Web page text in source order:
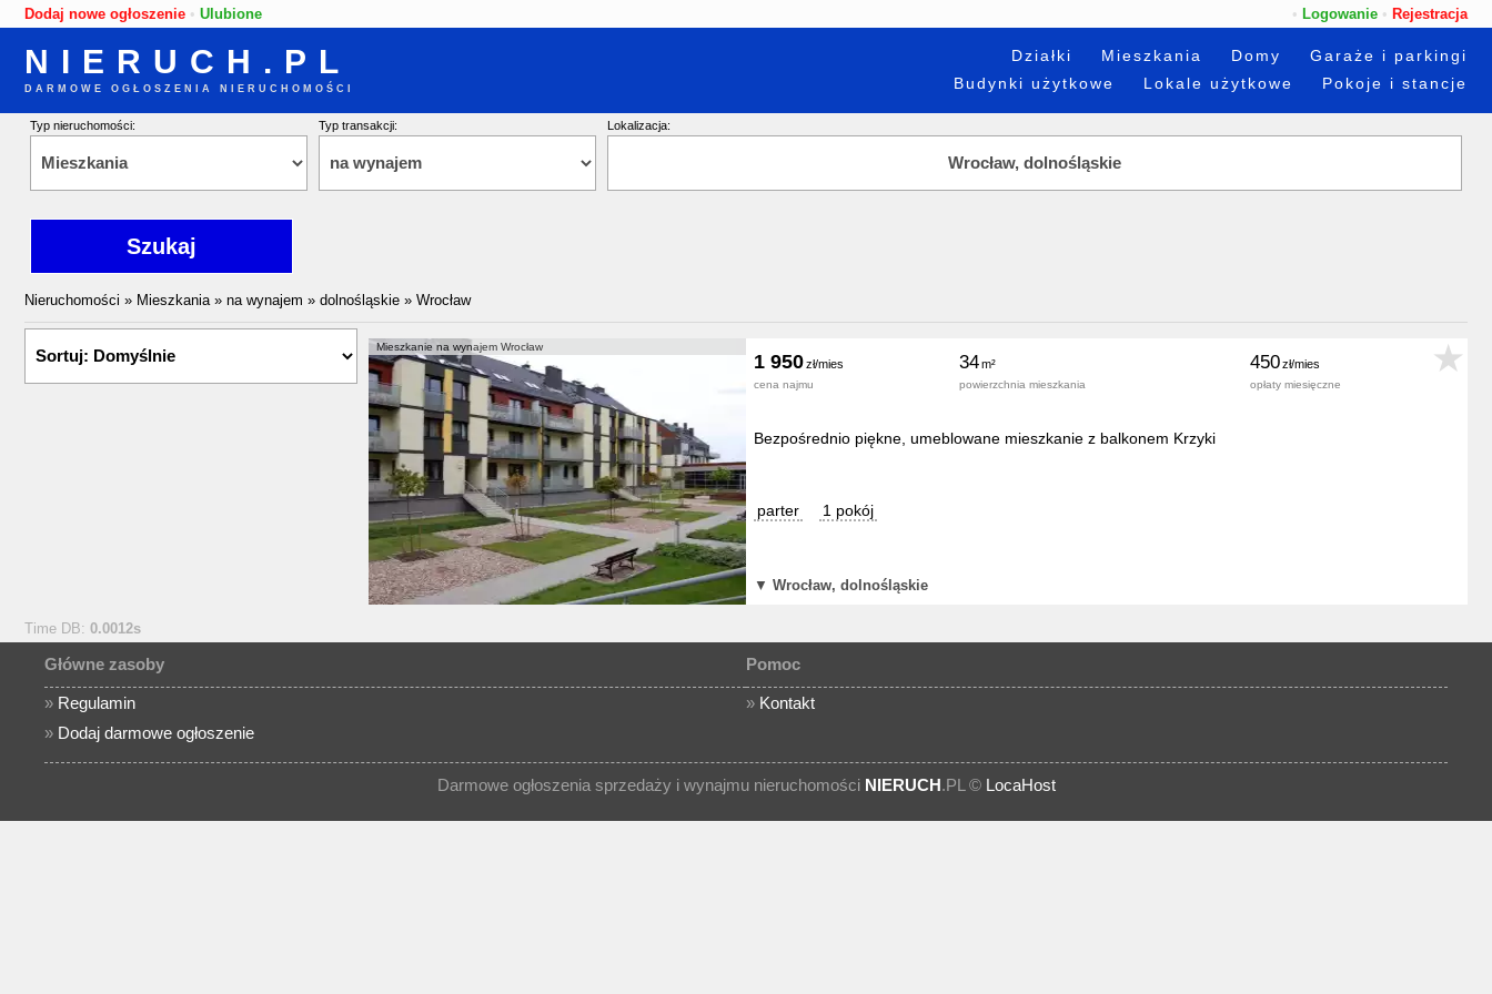
Dodaj nowe ogłoszenie • Ulubione • Logowanie • Rejestracja
NIERUCH.PL
DARMOWE OGŁOSZENIA NIERUCHOMOŚCI
Działki Mieszkania Domy
Garaże i parkingi
Budynki użytkowe
Lokale użytkowe Pokoje i stancje
Typ nieruchomości: Typ transakcji: Lokalizacja:
Nieruchomości » Mieszkania » na wynajem » dolnośląskie » Wrocław
Mieszkanie na wynajem Wrocław
1 950
cena najmu
34
powierzchnia mieszkania
450
opłaty miesięczne
Bezpośrednio piękne, umeblowane mieszkanie z balkonem Krzyki
parter 1 pokój
▼ Wrocław, dolnośląskie
Time DB: 0.0012s
Główne zasoby
» Regulamin
» Dodaj darmowe ogłoszenie
Pomoc
» Kontakt
Darmowe ogłoszenia sprzedaży i wynajmu nieruchomości NIERUCH.PL © LocaHost